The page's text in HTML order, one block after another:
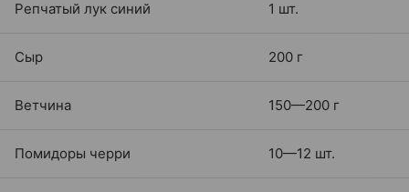
Репчатый лук синий 1 шт.
Сыр 200 г
Ветчина 150—200 г
Помидоры черри 10—12 шт.